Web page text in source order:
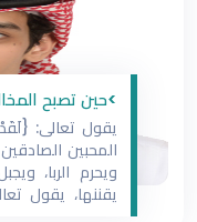
>حين تصبح
يقول تعالى:
المحبين
ويحرم الربا،
يقننها، يقول